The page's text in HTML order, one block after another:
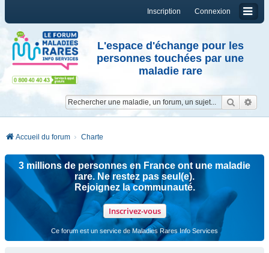
Connexion
Inscription
L'espace d'échange pour les
personnes touchées par une
maladie rare
Accueil du forum Charte
3 millions de personnes en France ont une maladie
rare. Ne restez pas seul(e).
Rejoignez la communauté.
Inscrivez-vous
Ce forum est un service de Maladies Rares Info Services